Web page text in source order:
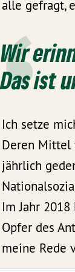
alle gefragt,
Wir
Das ist
Ich setze
Deren Mittel
jährlich
Im Jahr
Opfer des
meine Rede